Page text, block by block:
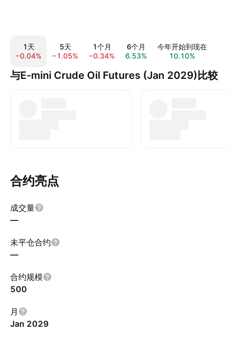
1天
−0.04%
5天
−1.05%
1个月
−0.34%
6个月
6.53%
今年开始到现在
10.10%
与E-mini Crude Oil Futures (Jan 2029)比较
合约亮点
成交量
—
未平仓合约
—
合约规模
500
月
Jan 2029